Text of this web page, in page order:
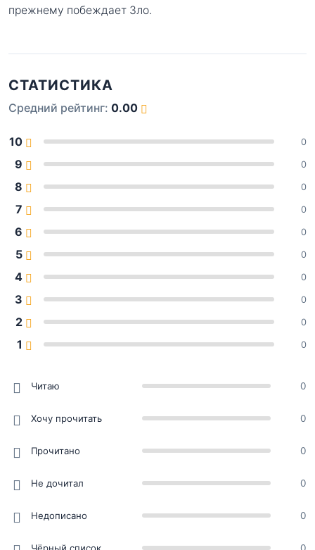
прежнему побеждает Зло.
СТАТИСТИКА
Средний рейтинг: 0.00
10 0
9 0
8 0
7 0
6 0
5 0
4 0
3 0
2 0
1 0
Читаю 0
Хочу прочитать 0
Прочитано 0
Не дочитал 0
Недописано 0